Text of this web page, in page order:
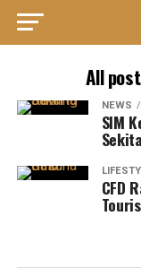
All
NEWS
SIM
CFD